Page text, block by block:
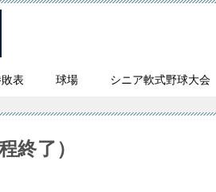
表 球場 シニア軟式野球大会
終了）